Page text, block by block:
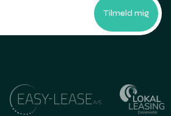
Tilmeld mig